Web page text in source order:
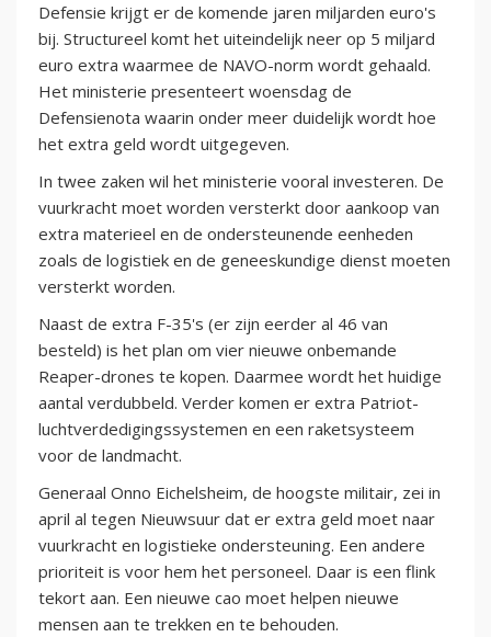
Defensie krijgt er de komende jaren miljarden euro's
bij. Structureel komt het uiteindelijk neer op 5 miljard
euro extra waarmee de NAVO-norm wordt gehaald.
Het ministerie presenteert woensdag de
Defensienota waarin onder meer duidelijk wordt hoe
het extra geld wordt uitgegeven.
In twee zaken wil het ministerie vooral investeren. De
vuurkracht moet worden versterkt door aankoop van
extra materieel en de ondersteunende eenheden
zoals de logistiek en de geneeskundige dienst moeten
versterkt worden.
Naast de extra F-35's (er zijn eerder al 46 van
besteld) is het plan om vier nieuwe onbemande
Reaper-drones te kopen. Daarmee wordt het huidige
aantal verdubbeld. Verder komen er extra Patriot-
luchtverdedigingssystemen en een raketsysteem
voor de landmacht.
Generaal Onno Eichelsheim, de hoogste militair, zei in
april al tegen Nieuwsuur dat er extra geld moet naar
vuurkracht en logistieke ondersteuning. Een andere
prioriteit is voor hem het personeel. Daar is een flink
tekort aan. Een nieuwe cao moet helpen nieuwe
mensen aan te trekken en te behouden.